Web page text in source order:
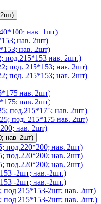
нав. 1шт)
нав. 2шт)
нав. 2шт)
под.215*153 нав. 2шт.)
под. 215*153; нав. 2шт)
под. 215*153; нав. 2шт)
нав. 2шт)
нав. 2шт)
под.215*175; нав. 2шт.)
под. 215*175 нав. 2шт)
нав. 2шт)
нав. 2шт)
под.220*200; нав. 2шт)
под.220*200; нав. 2шт)
под.220*200; нав. 2шт)
-2шт; нав.-2шт.)
-2шт; нав.-2шт.)
под.215*153-2шт; нав. 2шт)
под.215*153-2шт; нав. 2шт.)